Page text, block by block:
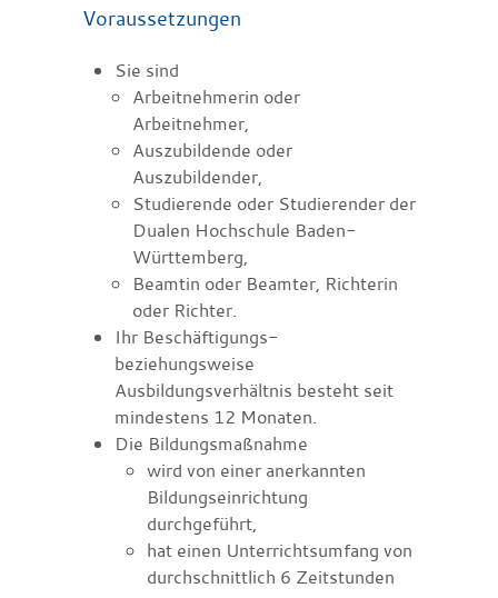
Voraussetzungen
Sie sind
Arbeitnehmerin oder
Arbeitnehmer,
Auszubildende oder
Auszubildender,
Studierende oder Studierender der
Dualen Hochschule Baden-
Württemberg,
Beamtin oder Beamter, Richterin
oder Richter.
Ihr Beschäftigungs-
beziehungsweise
Ausbildungsverhältnis besteht seit
mindestens 12 Monaten.
Die Bildungsmaßnahme
wird von einer anerkannten
Bildungseinrichtung
durchgeführt,
hat einen Unterrichtsumfang von
durchschnittlich 6 Zeitstunden